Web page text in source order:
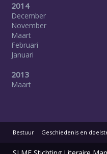
2014
December
November
Maart
Februari
Januari
2013
Maart
Bestuur Geschiedenis en